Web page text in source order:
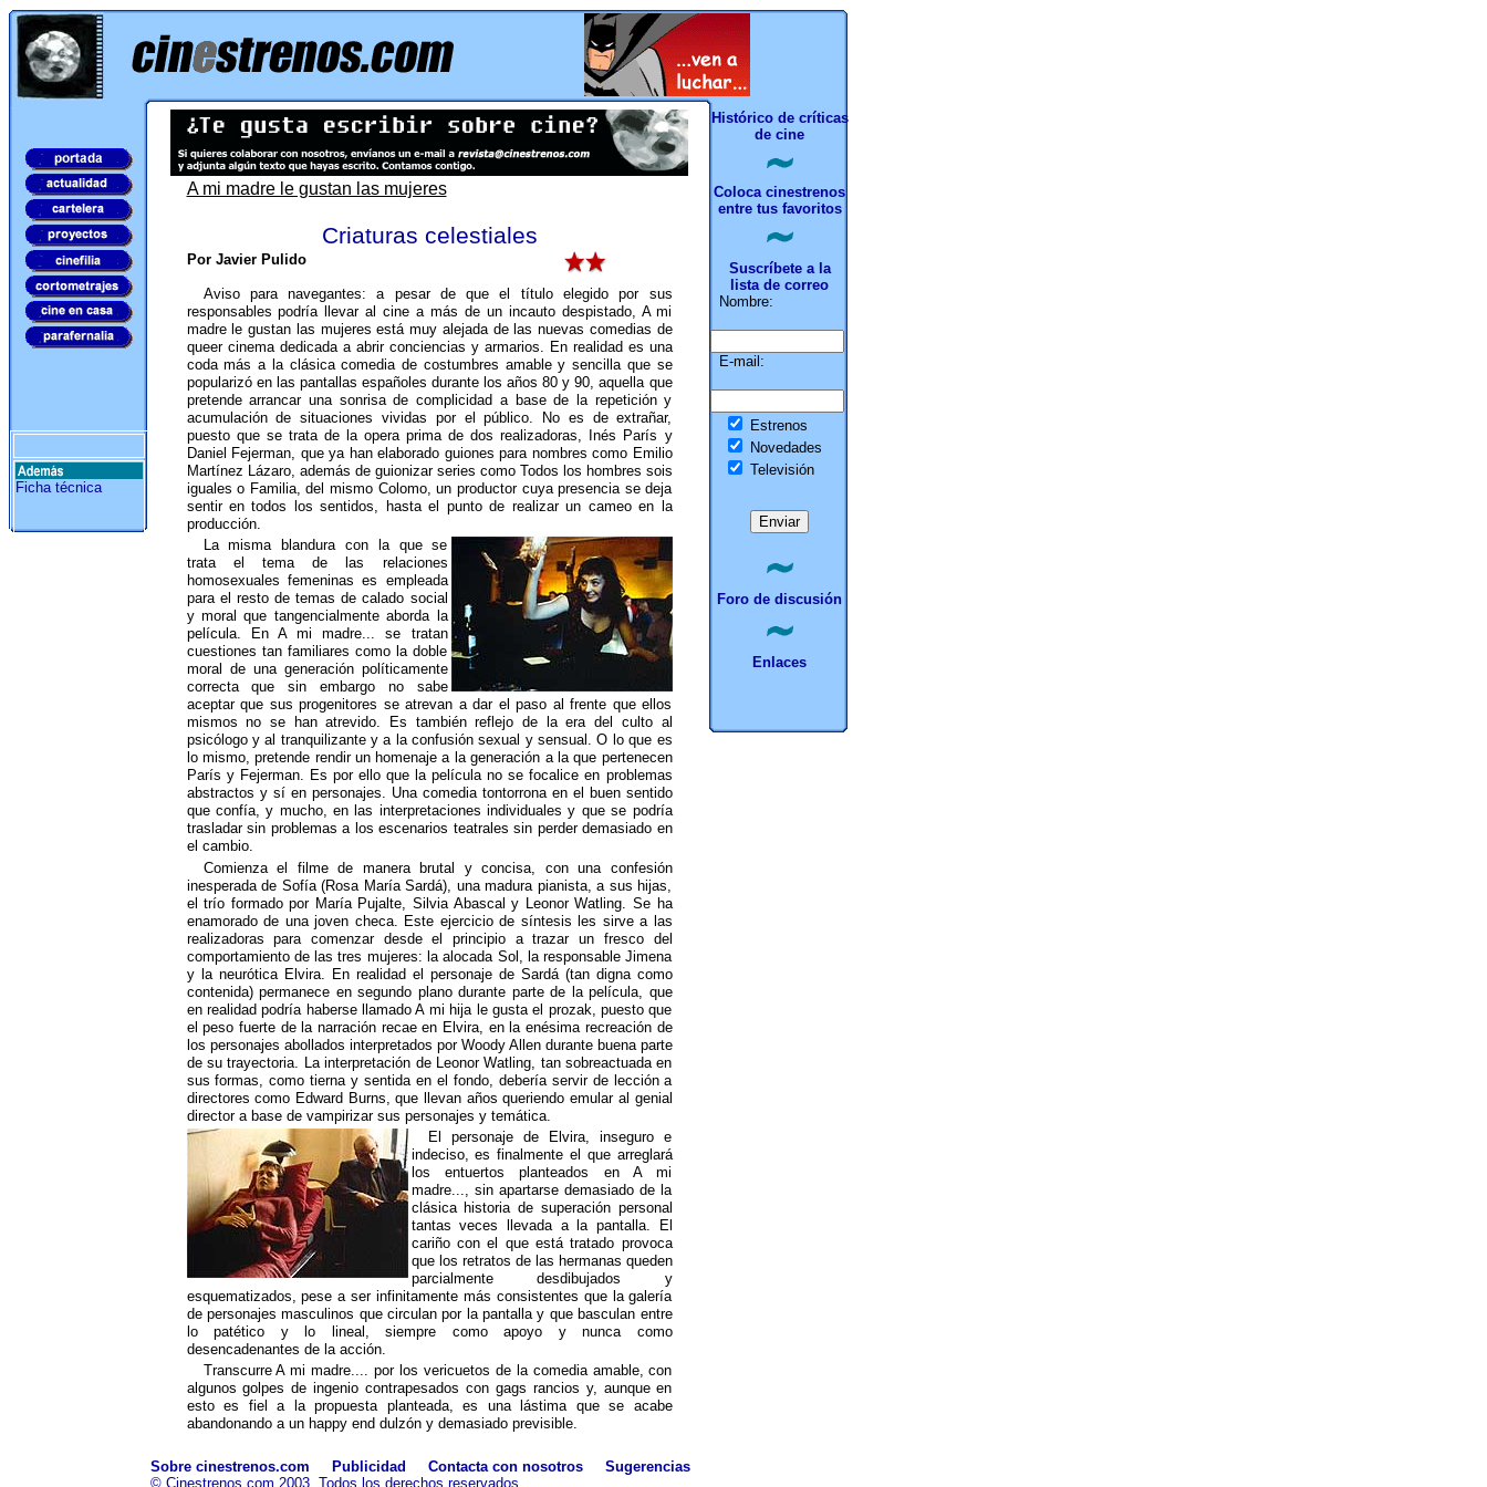
Ficha técnica
A mi madre le gustan las mujeres
Criaturas celestiales
Por Javier Pulido
Aviso para navegantes: a pesar de que el título elegido por sus
responsables podría llevar al cine a más de un incauto despistado, A mi
madre le gustan las mujeres está muy alejada de las nuevas comedias de
queer cinema dedicada a abrir conciencias y armarios. En realidad es una
coda más a la clásica comedia de costumbres amable y sencilla que se
popularizó en las pantallas españoles durante los años 80 y 90, aquella que
pretende arrancar una sonrisa de complicidad a base de la repetición y
acumulación de situaciones vividas por el público. No es de extrañar,
puesto que se trata de la opera prima de dos realizadoras, Inés París y
Daniel Fejerman, que ya han elaborado guiones para nombres como Emilio
Martínez Lázaro, además de guionizar series como Todos los hombres sois
iguales o Familia, del mismo Colomo, un productor cuya presencia se deja
sentir en todos los sentidos, hasta el punto de realizar un cameo en la
producción.
La misma blandura con la que se
trata el tema de las relaciones
homosexuales femeninas es empleada
para el resto de temas de calado social
y moral que tangencialmente aborda la
película. En A mi madre... se tratan
cuestiones tan familiares como la doble
moral de una generación políticamente
correcta que sin embargo no sabe
aceptar que sus progenitores se atrevan a dar el paso al frente que ellos
mismos no se han atrevido. Es también reflejo de la era del culto al
psicólogo y al tranquilizante y a la confusión sexual y sensual. O lo que es
lo mismo, pretende rendir un homenaje a la generación a la que pertenecen
París y Fejerman. Es por ello que la película no se focalice en problemas
abstractos y sí en personajes. Una comedia tontorrona en el buen sentido
que confía, y mucho, en las interpretaciones individuales y que se podría
trasladar sin problemas a los escenarios teatrales sin perder demasiado en
el cambio.
Comienza el filme de manera brutal y concisa, con una confesión
inesperada de Sofía (Rosa María Sardá), una madura pianista, a sus hijas,
el trío formado por María Pujalte, Silvia Abascal y Leonor Watling. Se ha
enamorado de una joven checa. Este ejercicio de síntesis les sirve a las
realizadoras para comenzar desde el principio a trazar un fresco del
comportamiento de las tres mujeres: la alocada Sol, la responsable Jimena
y la neurótica Elvira. En realidad el personaje de Sardá (tan digna como
contenida) permanece en segundo plano durante parte de la película, que
en realidad podría haberse llamado A mi hija le gusta el prozak, puesto que
el peso fuerte de la narración recae en Elvira, en la enésima recreación de
los personajes abollados interpretados por Woody Allen durante buena parte
de su trayectoria. La interpretación de Leonor Watling, tan sobreactuada en
sus formas, como tierna y sentida en el fondo, debería servir de lección a
directores como Edward Burns, que llevan años queriendo emular al genial
director a base de vampirizar sus personajes y temática.
El personaje de Elvira, inseguro e
indeciso, es finalmente el que arreglará
los entuertos planteados en A mi
madre..., sin apartarse demasiado de la
clásica historia de superación personal
tantas veces llevada a la pantalla. El
cariño con el que está tratado provoca
que los retratos de las hermanas queden
parcialmente desdibujados y
esquematizados, pese a ser infinitamente más consistentes que la galería
de personajes masculinos que circulan por la pantalla y que basculan entre
lo patético y lo lineal, siempre como apoyo y nunca como
desencadenantes de la acción.
Transcurre A mi madre.... por los vericuetos de la comedia amable, con
algunos golpes de ingenio contrapesados con gags rancios y, aunque en
esto es fiel a la propuesta planteada, es una lástima que se acabe
abandonando a un happy end dulzón y demasiado previsible.
Histórico de críticas
de cine
Coloca cinestrenos
entre tus favoritos
Suscríbete a la
lista de correo
Nombre:
E-mail:
Estrenos
Novedades
Televisión
Foro de discusión
Enlaces
Sobre cinestrenos.com Publicidad Contacta con nosotros
Sugerencias
© Cinestrenos.com 2003. Todos los derechos reservados.